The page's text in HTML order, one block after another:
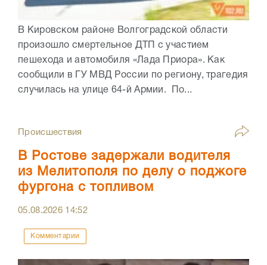
В Кировском районе Волгоградской области
произошло смертельное ДТП с участием
пешехода и автомобиля «Лада Приора». Как
сообщили в ГУ МВД России по региону, трагедия
случилась на улице 64-й Армии. По...
Происшествия
В Ростове задержали водителя
из Мелитополя по делу о поджоге
фургона с топливом
05.08.2026 14:52
Комментарии